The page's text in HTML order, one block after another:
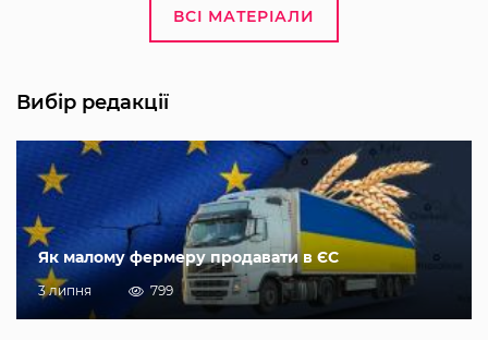
ВСІ МАТЕРІАЛИ
Вибір редакції
Як малому фермеру продавати в ЄС
3 липня 799